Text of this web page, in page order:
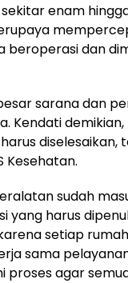
enam
beroperasi dan
sarana dan
Kendati
Kesehatan.
sudah
yang harus
setiap
sama
proses agar